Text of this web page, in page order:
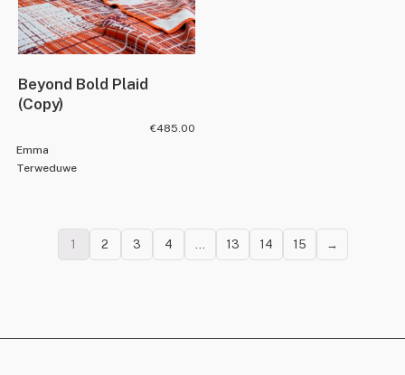
Beyond Bold Plaid
(Copy)
Emma
Terweduwe
€485.00
1 2 3 4 13 14 15 →